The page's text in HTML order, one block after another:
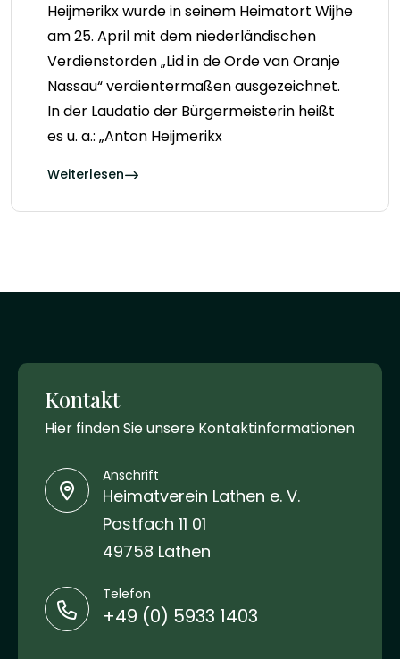
Heijmerikx wurde in seinem Heimatort Wijhe
am 25. April mit dem niederländischen
Verdienstorden „Lid in de Orde van Oranje
Nassau“ verdientermaßen ausgezeichnet.
In der Laudatio der Bürgermeisterin heißt
es u. a.: „Anton Heijmerikx
Weiterlesen
Kontakt
Hier finden Sie unsere Kontaktinformationen
Anschrift
Heimatverein Lathen e. V.
Postfach 11 01
49758 Lathen
Telefon
+49 (0) 5933 1403